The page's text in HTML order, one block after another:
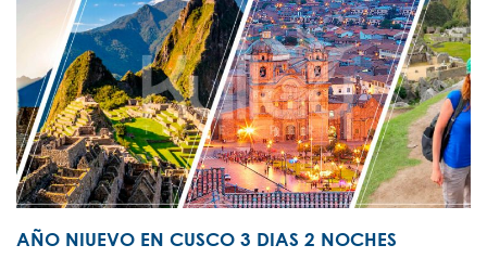
AÑO NIUEVO EN CUSCO 3 DIAS 2 NOCHES